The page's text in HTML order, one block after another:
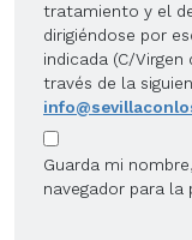
tratamiento y el
dirigiéndose por
indicada (C/Virgen
través de la
Guarda mi
navegador para la